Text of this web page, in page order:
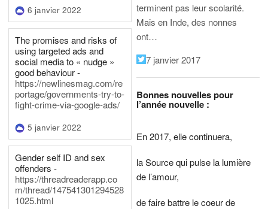
6 janvier 2022
The promises and risks of
using targeted ads and
social media to « nudge »
good behaviour -
https://newlinesmag.com/re
portage/governments-try-to-
fight-crime-via-google-ads/
5 janvier 2022
Gender self ID and sex
offenders -
https://threadreaderapp.co
m/thread/147541301294528
1025.html
terminent pas leur scolarité.
Mais en Inde, des nonnes
ont…
7 janvier 2017
Bonnes nouvelles pour
l’année nouvelle :
En 2017, elle continuera,
la Source qui pulse la lumière
de l’amour,
de faire battre le coeur de